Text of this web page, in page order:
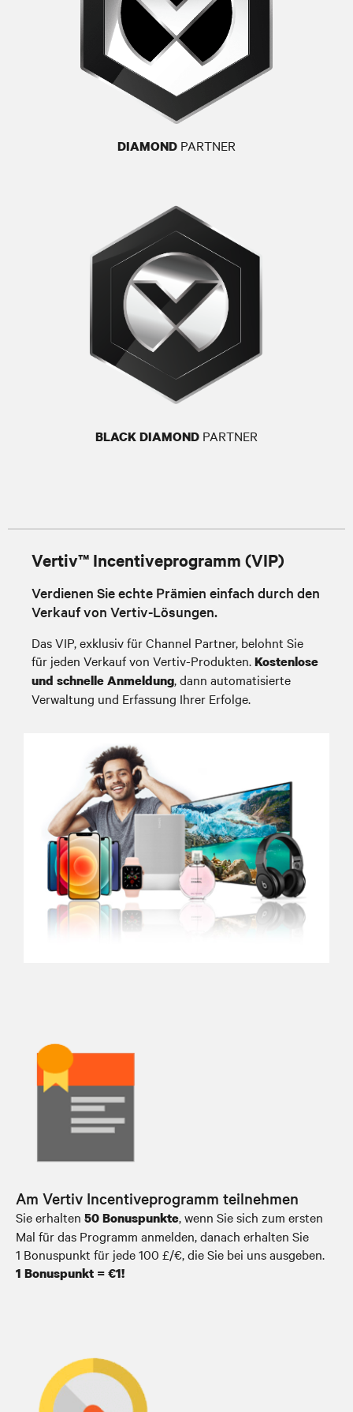
DIAMOND PARTNER
BLACK DIAMOND PARTNER
Vertiv™ Incentiveprogramm (VIP)
Verdienen Sie echte Prämien einfach durch den
Verkauf von Vertiv-Lösungen.
Das VIP, exklusiv für Channel Partner, belohnt Sie
für jeden Verkauf von Vertiv-Produkten.Kostenlose
und schnelle Anmeldung, dann automatisierte
Verwaltung und Erfassung Ihrer Erfolge.
Am Vertiv Incentiveprogramm teilnehmen
Sie erhalten 50 Bonuspunkte, wenn Sie sich zum ersten
Mal für das Programm anmelden, danach erhalten Sie
1 Bonuspunkt für jede 100 £/€, die Sie bei uns ausgeben.
1 Bonuspunkt = €1!